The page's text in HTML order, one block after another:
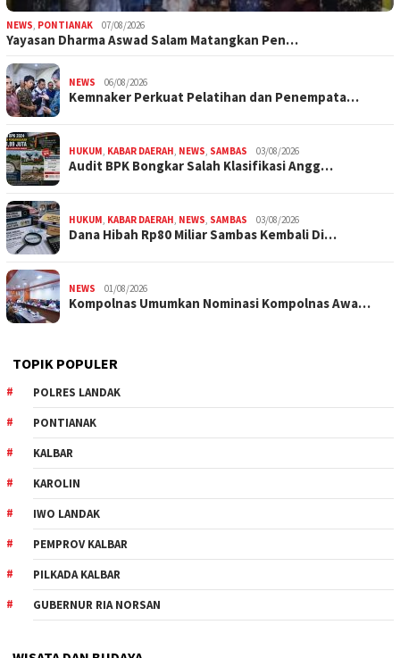
NEWS, PONTIANAK 07/08/2026
Yayasan Dharma Aswad Salam Matangkan Pen…
NEWS 06/08/2026
Kemnaker Perkuat Pelatihan dan Penempata…
HUKUM, KABAR DAERAH, NEWS, SAMBAS 03/08/2026
Audit BPK Bongkar Salah Klasifikasi Angg…
HUKUM, KABAR DAERAH, NEWS, SAMBAS 03/08/2026
Dana Hibah Rp80 Miliar Sambas Kembali Di…
NEWS 01/08/2026
Kompolnas Umumkan Nominasi Kompolnas Awa…
TOPIK POPULER
POLRES LANDAK
PONTIANAK
KALBAR
KAROLIN
IWO LANDAK
PEMPROV KALBAR
PILKADA KALBAR
GUBERNUR RIA NORSAN